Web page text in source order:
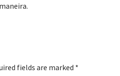
fields are marked *